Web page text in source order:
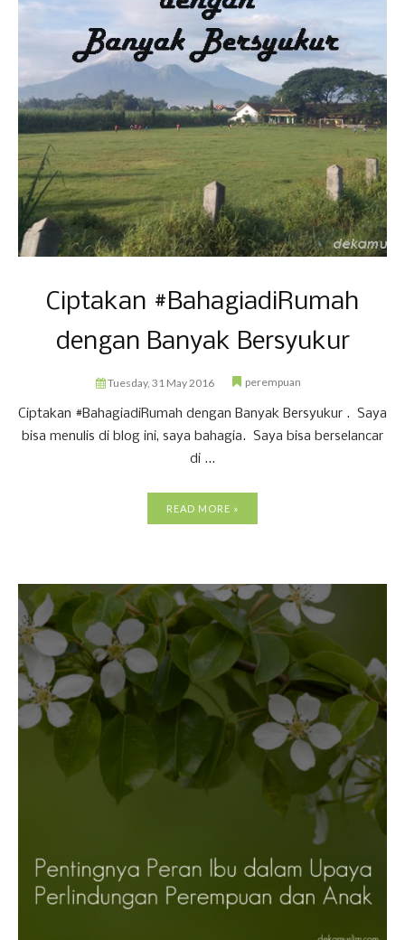
Ciptakan #BahagiadiRumah
dengan Banyak Bersyukur
Tuesday, 31 May 2016 perempuan
Ciptakan #BahagiadiRumah dengan Banyak Bersyukur . Saya
bisa menulis di blog ini, saya bahagia. Saya bisa berselancar
di ...
READ MORE »